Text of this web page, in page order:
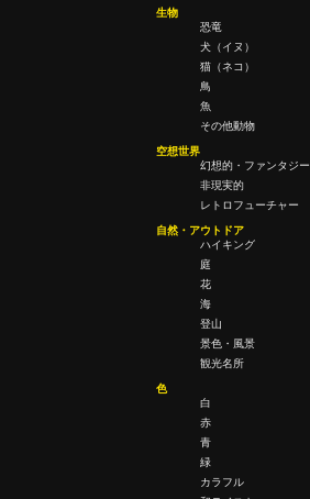
生物
恐竜
犬（イヌ）
猫（ネコ）
鳥
魚
その他動物
空想世界
幻想的・ファンタジー
非現実的
レトロフューチャー
自然・アウトドア
ハイキング
庭
花
海
登山
景色・風景
観光名所
色
白
赤
青
緑
カラフル